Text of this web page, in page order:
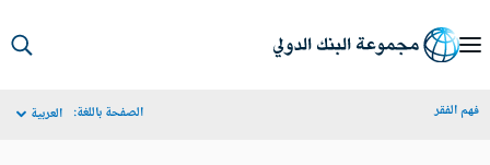
الفقر الصفحة باللغة: العربية